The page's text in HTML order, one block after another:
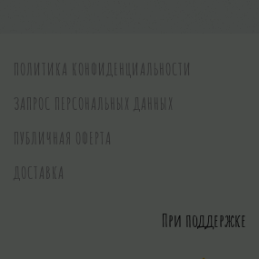
ПОЛИТИКА КОНФИДЕНЦИАЛЬНОСТИ
ЗАПРОС ПЕРСОНАЛЬНЫХ ДАННЫХ
ПУБЛИЧНАЯ ОФЕРТА
ДОСТАВКА
При поддержке